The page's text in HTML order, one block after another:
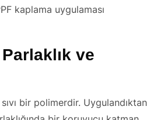
kaplama uygulaması
ve
bir polimerdir. Uygulandıktan